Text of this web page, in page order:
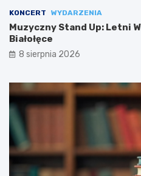
KONCERT WYDARZENIA
Muzyczny Stand Up: Letni
Białołęce
8 sierpnia 2026